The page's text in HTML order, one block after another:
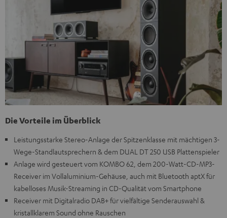
Die Vorteile im Überblick
Leistungsstarke Stereo-Anlage der Spitzenklasse mit mächtigen 3-
Wege-Standlautsprechern & dem DUAL DT 250 USB Plattenspieler
Anlage wird gesteuert vom KOMBO 62, dem 200-Watt-CD-MP3-
Receiver im Vollaluminium-Gehäuse, auch mit Bluetooth aptX für
kabelloses Musik-Streaming in CD-Qualität vom Smartphone
Receiver mit Digitalradio DAB+ für vielfältige Senderauswahl &
kristallklarem Sound ohne Rauschen